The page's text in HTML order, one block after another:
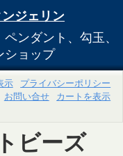
ジェリン
ンダント、勾玉、
ショップ
示
プライバシーポリシー
お問い合せ
カートを表示
ビーズ